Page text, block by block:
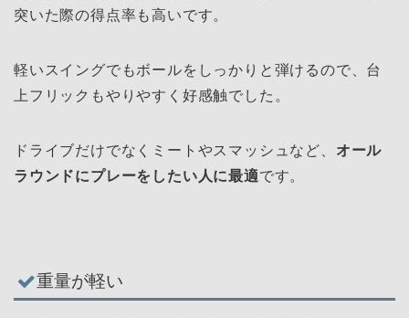
突いた際の得点率も高いです。
軽いスイングでもボールをしっかりと弾けるので、台
上フリックもやりやすく好感触でした。
ドライブだけでなくミートやスマッシュなど、 オール
ラウンドにプレーをしたい人に最適です。
重量が軽い